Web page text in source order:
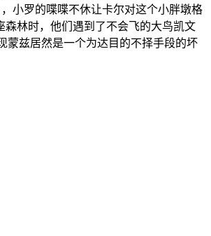
小罗的喋喋不休让卡尔对这个小胖墩格
林时，他们遇到了不会飞的大鸟凯文
蒙兹居然是一个为达目的不择手段的坏